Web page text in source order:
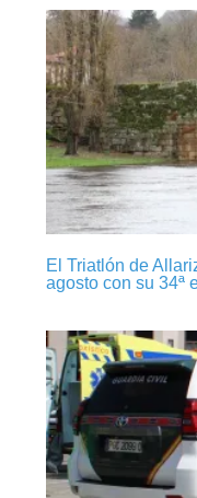
El Triatlón de
agosto con su 34ª